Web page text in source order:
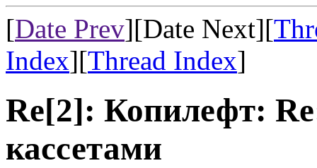
[Date Prev][Date Next][
Index][Thread Index]
Re[2]: Копилефт:
кассетами